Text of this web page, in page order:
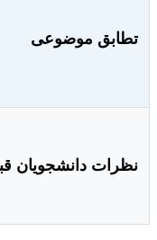
تطابق موضوعی
نظرات دانشجویان